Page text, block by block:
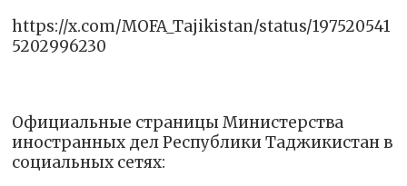
https://x.com/MOFA_Tajikistan/status/197520541
5202996230
Официальные страницы Министерства
иностранных дел Республики Таджикистан в
социальных сетях: